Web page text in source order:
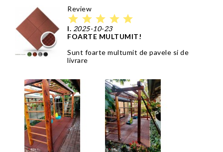
Review
star star star star star
I. 2025-10-23
FOARTE MULTUMIT!
Sunt foarte multumit de pavele si de
livrare